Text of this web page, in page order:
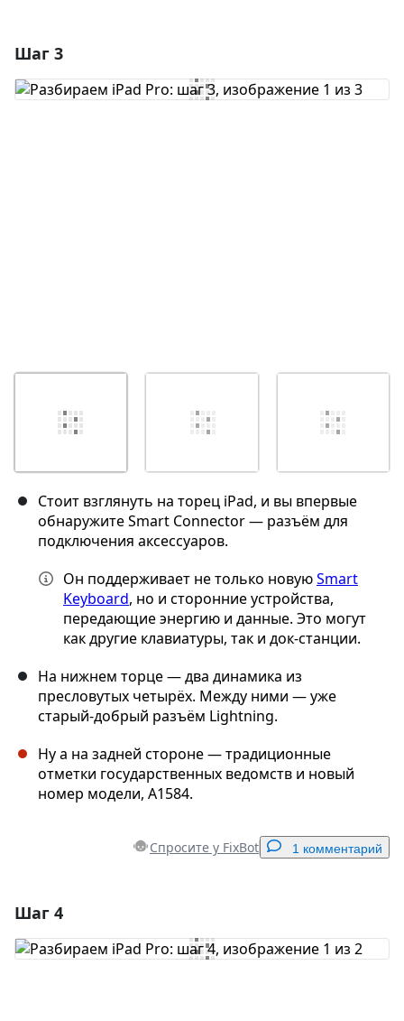
Добавить комментарий
Шаг 3
Стоит взглянуть на торец iPad, и вы впервые
обнаружите Smart Connector — разъём для
подключения аксессуаров.
Он поддерживает не только новуюSmart
Keyboard, но и сторонние устройства,
передающие энергию и данные. Это могут
как другие клавиатуры, так и док-станции.
На нижнем торце — два динамика из
пресловутых четырёх. Между ними — уже
старый-добрый разъём Lightning.
Ну а на задней стороне — традиционные
отметки государственных ведомств и новый
номер модели, A1584.
Спросите у FixBot 1 комментарий
Добавить комментарий
Шаг 4